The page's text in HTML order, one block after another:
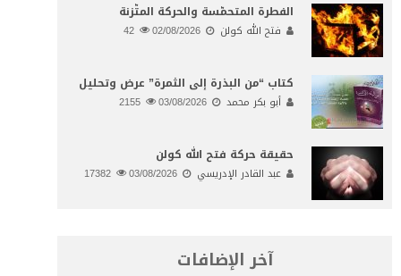
الفطرة المتحمّسة والحركة المتّزنة
فتح الله كولن 02/08/2026
كتاب “من البذرة إلى الثمرة” عرض وتحليل
أبو بكر محمد 03/08/2026
حقيقة حركة فتح الله كولن
عبد القادر الإدريسي 03/08/2026
آخر الإضافات